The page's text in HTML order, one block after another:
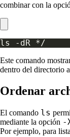
combinar con la
Este comando
dentro del directorio
Ordenar
El comando ls
mediante la opción -
Por ejemplo, para